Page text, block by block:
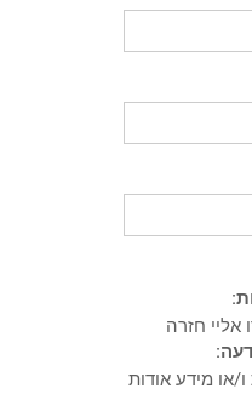
חזרה
או מידע אודות